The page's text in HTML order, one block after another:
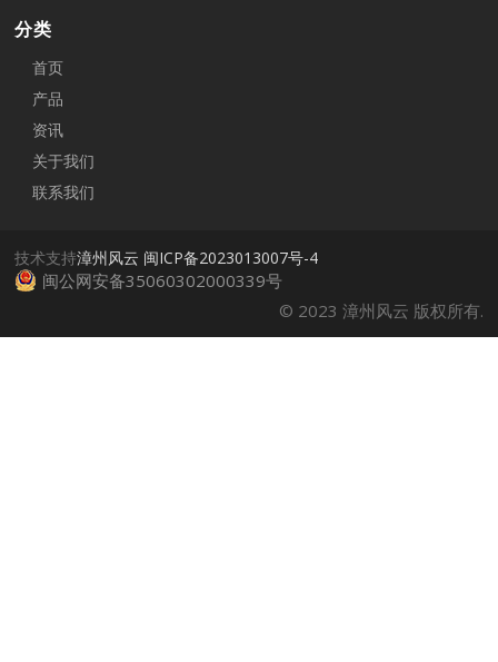
分类
首页
产品
资讯
关于我们
联系我们
技术支持漳州风云 闽ICP备2023013007号-4
闽公网安备35060302000339号
© 2023 漳州风云 版权所有.